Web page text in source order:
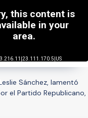
Sánchez, lamentó
el Partido Republicano,